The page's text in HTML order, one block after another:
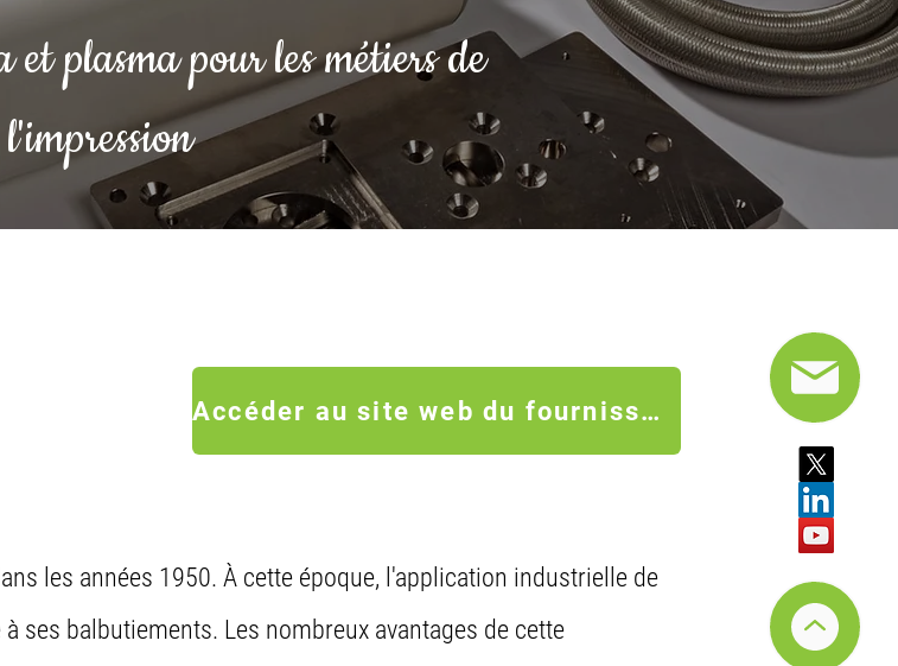
plasma pour les métiers de
l'impression
Accéder au site web du fournisseur
les années 1950. À cette époque, l'application industrielle de
ses balbutiements. Les nombreux avantages de cette